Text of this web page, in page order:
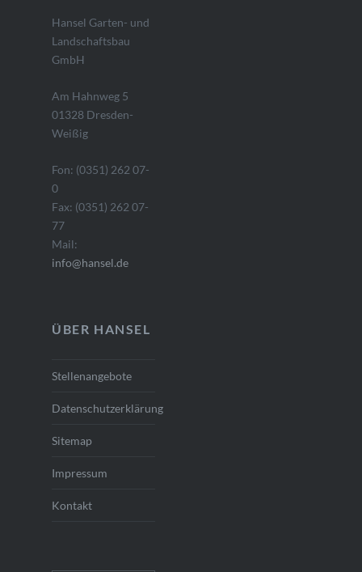
Hansel Garten- und
Landschaftsbau
GmbH
Am Hahnweg 5
01328 Dresden-
Weißig
Fon: (0351) 262 07-
0
Fax: (0351) 262 07-
77
Mail:
info@hansel.de
ÜBER HANSEL
Stellenangebote
Datenschutzerklärung
Sitemap
Impressum
Kontakt